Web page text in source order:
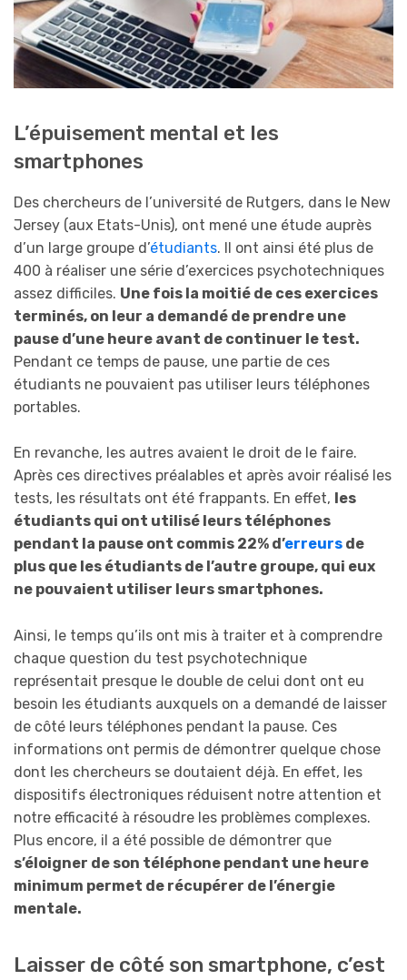
L’épuisement mental et les
smartphones
Des chercheurs de l’université de Rutgers, dans le New
Jersey (aux Etats-Unis), ont mené une étude auprès
d’un large groupe d’étudiants. Il ont ainsi été plus de
400 à réaliser une série d’exercices psychotechniques
assez difficiles. Une fois la moitié de ces exercices
terminés, on leur a demandé de prendre une
pause d’une heure avant de continuer le test.
Pendant ce temps de pause, une partie de ces
étudiants ne pouvaient pas utiliser leurs téléphones
portables.
En revanche, les autres avaient le droit de le faire.
Après ces directives préalables et après avoir réalisé les
tests, les résultats ont été frappants. En effet, les
étudiants qui ont utilisé leurs téléphones
pendant la pause ont commis 22% d’erreurs de
plus que les étudiants de l’autre groupe, qui eux
ne pouvaient utiliser leurs smartphones.
Ainsi, le temps qu’ils ont mis à traiter et à comprendre
chaque question du test psychotechnique
représentait presque le double de celui dont ont eu
besoin les étudiants auxquels on a demandé de laisser
de côté leurs téléphones pendant la pause. Ces
informations ont permis de démontrer quelque chose
dont les chercheurs se doutaient déjà. En effet, les
dispositifs électroniques réduisent notre attention et
notre efficacité à résoudre les problèmes complexes.
Plus encore, il a été possible de démontrer que
s’éloigner de son téléphone pendant une heure
minimum permet de récupérer de l’énergie
mentale.
Laisser de côté son smartphone, c’est